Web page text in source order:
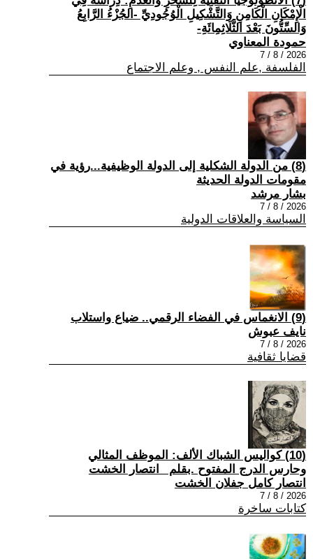
الْإِمْكَانِ الْكَامِنِ وَالتَّشْكِيلِ الْوُجُودِيِّ -الجُزْءُ الرَّابِعُ
وَالسِّتُّونَ بَعْدَ الثَّلَاثِمِائَةِ-
حمودة المعناوي
2026 / 8 / 7
الفلسفة ,علم النفس , وعلم الاجتماع
(8) من الدولة الشكلية إلى الدولة الوظيفية...رؤية في
مقومات الدولة الحديثة
بشار مرشد
2026 / 8 / 7
السياسة والعلاقات الدولية
(9) الانغماس في الفضاء الرقمي.. ضياع واستلاب
نايف عبوش
2026 / 8 / 7
قضايا ثقافية
(10) كواليس الشباك الألف: الموظف المثالي
وحارس الدرج المفتوح .بقلم _انتصار الخشت
انتصار كامل جفلان الخشت
2026 / 8 / 7
كتابات ساخرة